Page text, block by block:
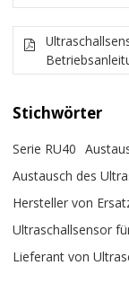
Stichwörter
Serie RU40
Austausch des
Hersteller von
Ultraschallsensor
Lieferant von